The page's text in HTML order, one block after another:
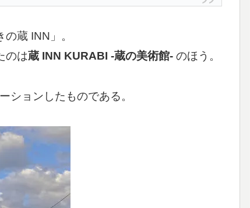
蔵 INN」。
のは蔵 INN KURABI -蔵の美術館- のほう。
ションしたものである。